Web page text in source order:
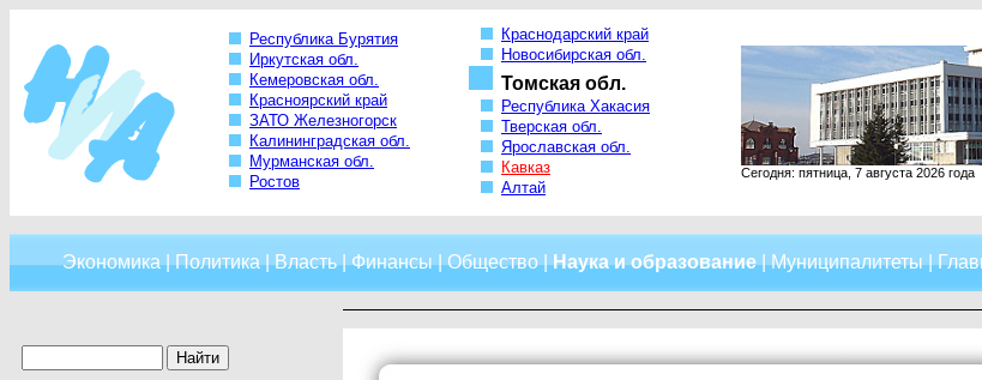
Республика Бурятия
Иркутская обл.
Кемеровская обл.
Красноярский край
ЗАТО Железногорск
Калининградская обл.
Мурманская обл.
Ростов
Краснодарский край
Новосибирская обл.
Томская обл.
Республика Хакасия
Тверская обл.
Ярославская обл.
Кавказ
Алтай
Сегодня: пятница, 7 августа 2026 года
Экономика|Политика|Власть|Финансы|Общество|Наука и образование|Муниципалитеты|